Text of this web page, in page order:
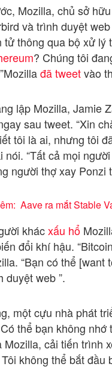
Mozilla, chủ sở
và trình duyệt
tử thông qua bộ xử lý
? Chúng tôi
đã tweetvào
lập Mozilla, Jamie
sau tweet. “Xin
tôi là ai, nhưng tôi
nói. “Tất cả mọi
người thợ xay Ponzi
Aave ra mắt Stable
khácxấu hổ
đổi khí hậu.
“Bạn có thể
duyệt web ”.
một cựu nhà phát
thể bạn không
Mozilla, cải tiến trình
không thể bắt đầu